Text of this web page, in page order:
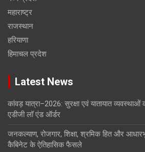
महाराष्ट्र
राजस्थान
हरियाणा
हिमाचल प्रदेश
Latest News
कांवड़ यात्रा–2026: सुरक्षा एवं यातायात व्यवस्थाओं
एडीजी लॉ एंड ऑर्डर
जनकल्याण, रोजगार, शिक्षा, श्रमिक हित और
कैबिनेट के ऐतिहासिक फैसले